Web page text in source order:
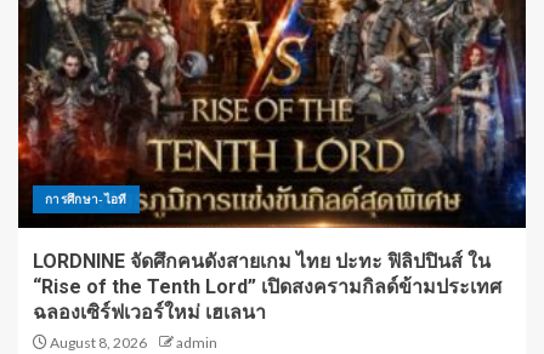
การศึกษา-ไอที
LORDNINE จัดศึกคนดังสายเกม ไทย ปะทะ ฟิลิปปินส์ ใน
“Rise of the Tenth Lord” เปิดสงครามกิลด์ข้ามประเทศ
ฉลองเซิร์ฟเวอร์ใหม่ เฮเลนา
August 8, 2026 admin